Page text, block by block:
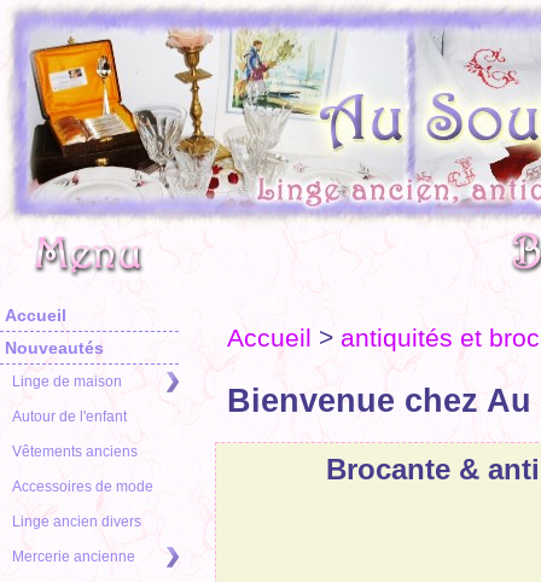
Accueil
Nouveautés
Linge de maison
Autour de l'enfant
Vêtements anciens
Accessoires de mode
Linge ancien divers
Mercerie ancienne
Accueil > antiquités et
Bienvenue chez
Brocante &